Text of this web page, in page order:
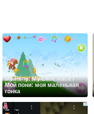
My Pony: My Little Race /
Мой пони: моя маленькая
гонка